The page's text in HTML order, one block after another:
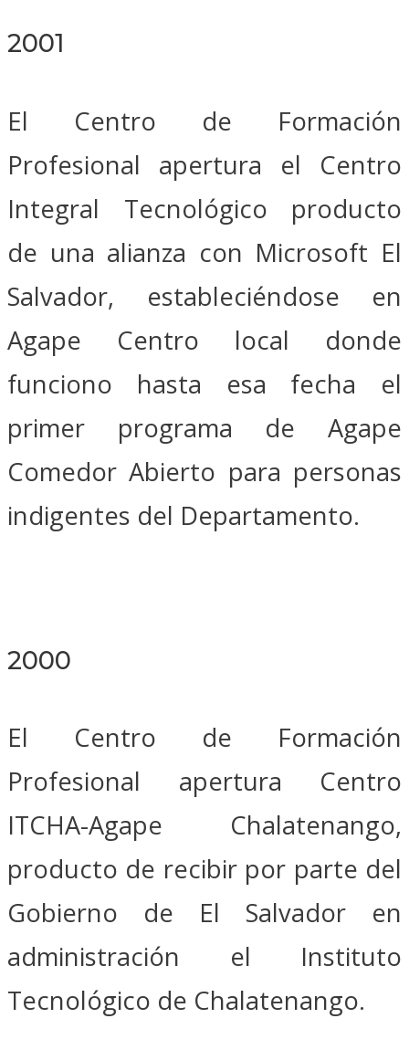
2001
El Centro de Formación
Profesional apertura el Centro
Integral Tecnológico producto
de una alianza con Microsoft El
Salvador, estableciéndose en
Agape Centro local donde
funciono hasta esa fecha el
primer programa de Agape
Comedor Abierto para personas
indigentes del Departamento.
2000
El Centro de Formación
Profesional apertura Centro
ITCHA-Agape Chalatenango,
producto de recibir por parte del
Gobierno de El Salvador en
administración el Instituto
Tecnológico de Chalatenango.